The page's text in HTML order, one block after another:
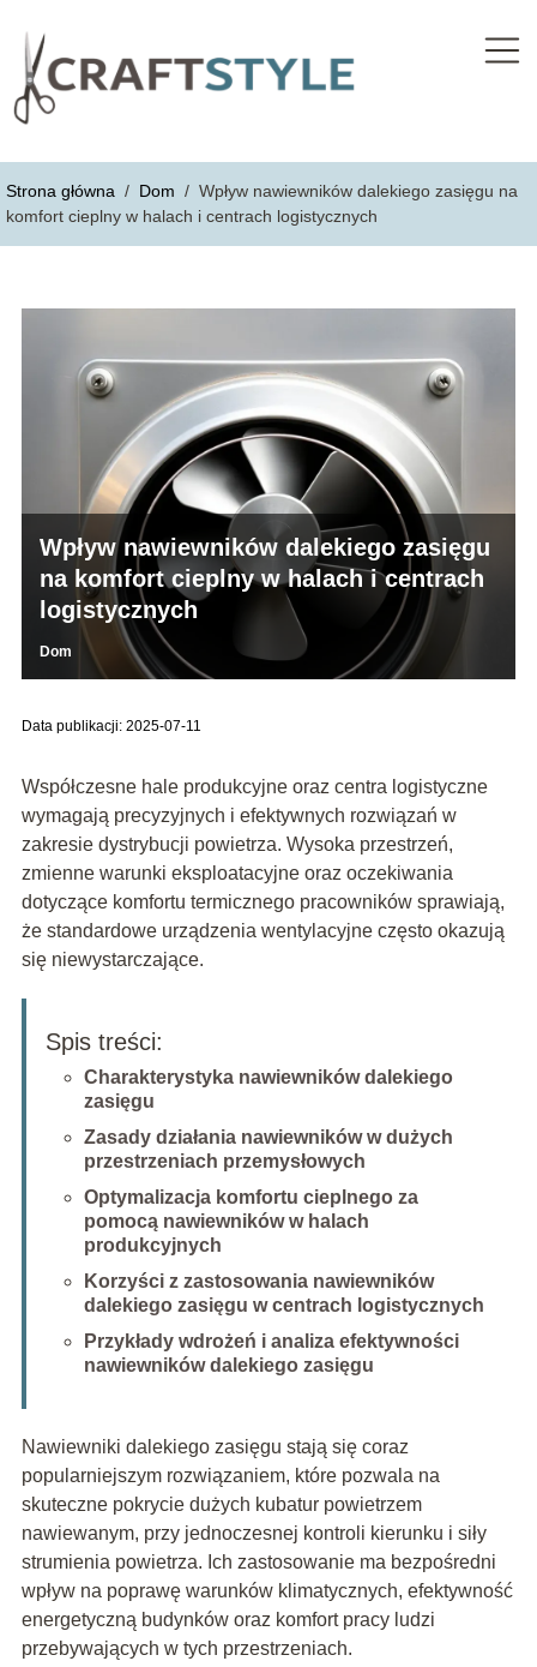
Strona główna / Dom / Wpływ nawiewników dalekiego zasięgu na
komfort cieplny w halach i centrach logistycznych
Wpływ nawiewników dalekiego zasięgu
na komfort cieplny w halach i centrach
logistycznych
Dom
Data publikacji: 2025-07-11
Współczesne hale produkcyjne oraz centra logistyczne
wymagają precyzyjnych i efektywnych rozwiązań w
zakresie dystrybucji powietrza. Wysoka przestrzeń,
zmienne warunki eksploatacyjne oraz oczekiwania
dotyczące komfortu termicznego pracowników sprawiają,
że standardowe urządzenia wentylacyjne często okazują
się niewystarczające.
Spis treści:
Charakterystyka nawiewników dalekiego
zasięgu
Zasady działania nawiewników w dużych
przestrzeniach przemysłowych
Optymalizacja komfortu cieplnego za
pomocą nawiewników w halach
produkcyjnych
Korzyści z zastosowania nawiewników
dalekiego zasięgu w centrach logistycznych
Przykłady wdrożeń i analiza efektywności
nawiewników dalekiego zasięgu
Nawiewniki dalekiego zasięgu stają się coraz
popularniejszym rozwiązaniem, które pozwala na
skuteczne pokrycie dużych kubatur powietrzem
nawiewanym, przy jednoczesnej kontroli kierunku i siły
strumienia powietrza. Ich zastosowanie ma bezpośredni
wpływ na poprawę warunków klimatycznych, efektywność
energetyczną budynków oraz komfort pracy ludzi
przebywających w tych przestrzeniach.